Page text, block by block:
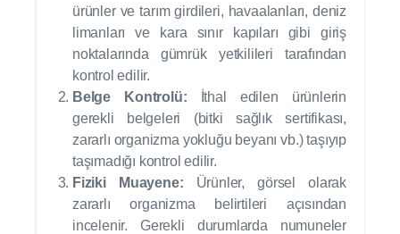
ürünler ve tarım girdileri, havaalanları, deniz
limanları ve kara sınır kapıları gibi giriş
noktalarında gümrük yetkilileri tarafından
kontrol edilir.
Belge Kontrolü: İthal edilen ürünlerin
gerekli belgeleri (bitki sağlık sertifikası,
zararlı organizma yokluğu beyanı vb.) taşıyıp
taşımadığı kontrol edilir.
Fiziki Muayene: Ürünler, görsel olarak
zararlı organizma belirtileri açısından
incelenir. Gerekli durumlarda numuneler